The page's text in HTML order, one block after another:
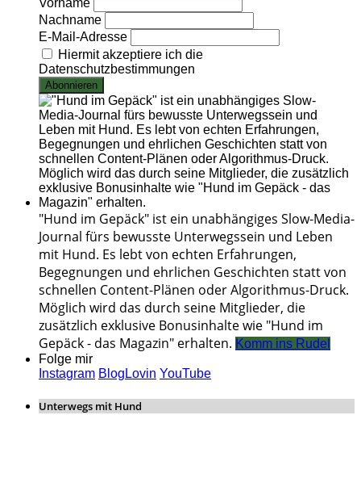
Vorname
Nachname
E-Mail-Adresse
Hiermit akzeptiere ich die
Datenschutzbestimmungen
"Hund im Gepäck" ist ein unabhängiges Slow-Media-
Journal fürs bewusste Unterwegssein und Leben
mit Hund. Es lebt von echten Erfahrungen,
Begegnungen und ehrlichen Geschichten statt von
schnellen Content-Plänen oder Algorithmus-Druck.
Möglich wird das durch seine Mitglieder, die
zusätzlich exklusive Bonusinhalte wie "Hund im
Gepäck - das Magazin" erhalten. Komm ins Rudel
Folge mir
Instagram BlogLovin YouTube
Unterwegs mit Hund